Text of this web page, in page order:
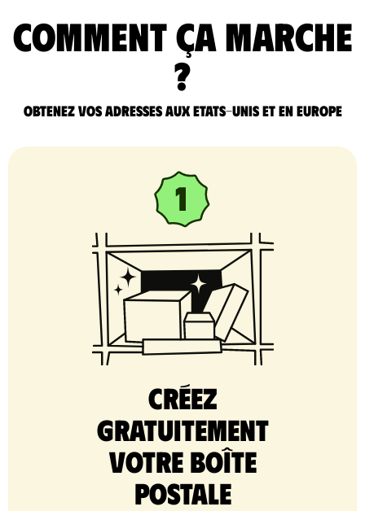
comment ça marche
?
Obtenez vos adresses aux Etats-Unis et en Europe
Créez
gratuitement
votre Boîte
postale